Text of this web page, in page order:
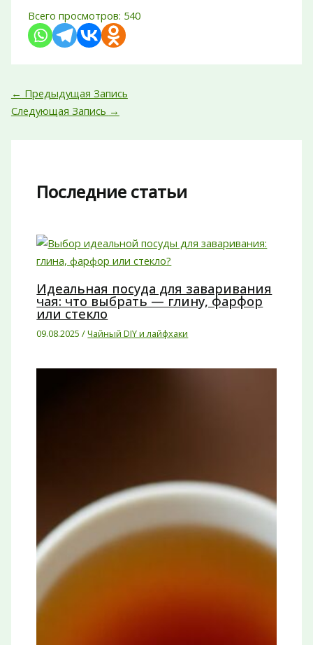
Всего просмотров: 540
← Предыдущая Запись
Следующая Запись →
Последние статьи
Идеальная посуда для заваривания
чая: что выбрать — глину, фарфор
или стекло
09.08.2025/Чайный DIY и лайфхаки